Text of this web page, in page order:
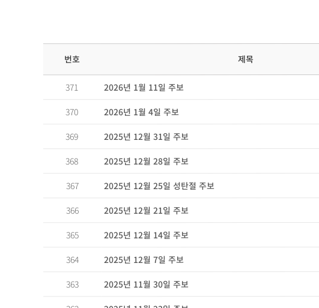
번호 제목
371 2026년 1월 11일 주보
370 2026년 1월 4일 주보
369 2025년 12월 31일 주보
368 2025년 12월 28일 주보
367 2025년 12월 25일 성탄절 주보
366 2025년 12월 21일 주보
365 2025년 12월 14일 주보
364 2025년 12월 7일 주보
363 2025년 11월 30일 주보